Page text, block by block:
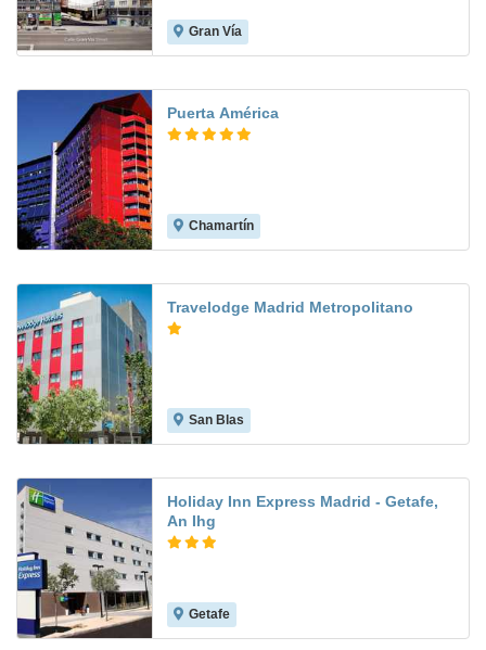
Gran Vía
Puerta América
Chamartín
Travelodge Madrid Metropolitano
San Blas
Holiday Inn Express Madrid - Getafe,
An Ihg
Getafe